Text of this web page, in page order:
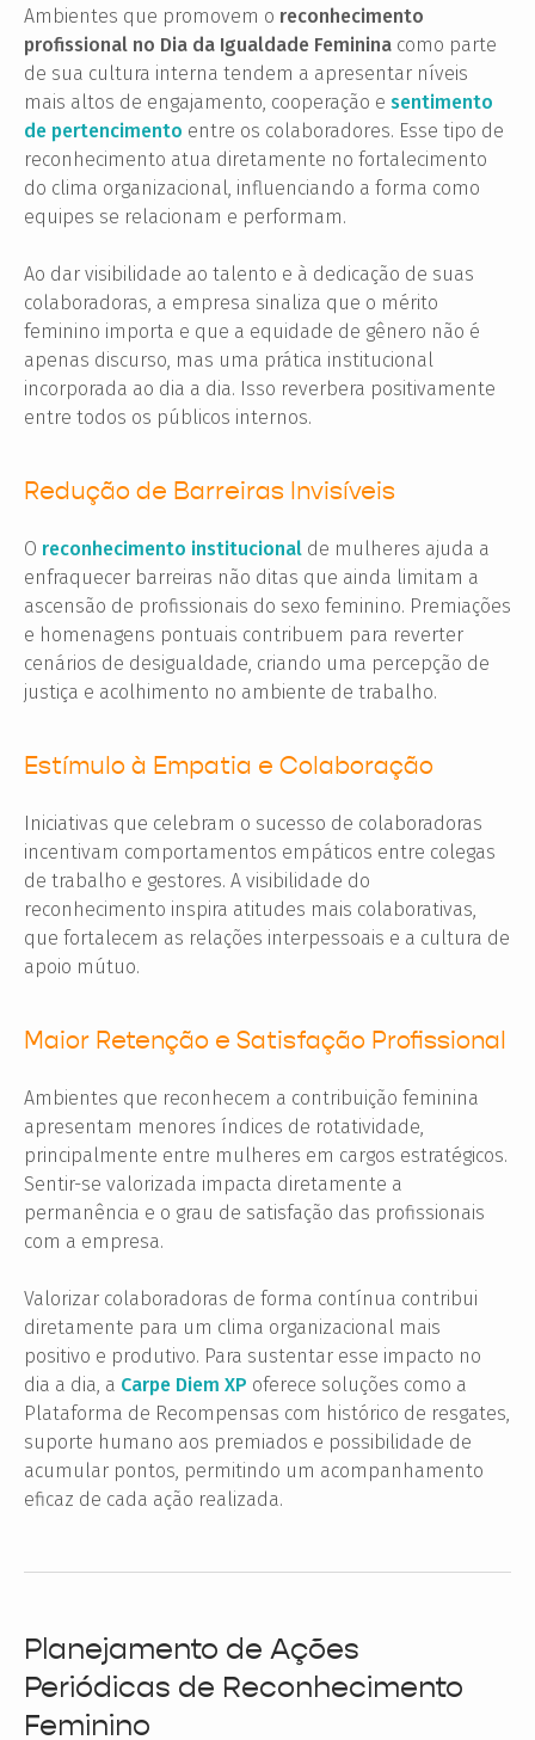
Ambientes que promovem o reconhecimento
profissional no Dia da Igualdade Feminina como parte
de sua cultura interna tendem a apresentar níveis
mais altos de engajamento, cooperação e sentimento
de pertencimento entre os colaboradores. Esse tipo de
reconhecimento atua diretamente no fortalecimento
do clima organizacional, influenciando a forma como
equipes se relacionam e performam.
Ao dar visibilidade ao talento e à dedicação de suas
colaboradoras, a empresa sinaliza que o mérito
feminino importa e que a equidade de gênero não é
apenas discurso, mas uma prática institucional
incorporada ao dia a dia. Isso reverbera positivamente
entre todos os públicos internos.
Redução de Barreiras Invisíveis
O reconhecimento institucional de mulheres ajuda a
enfraquecer barreiras não ditas que ainda limitam a
ascensão de profissionais do sexo feminino. Premiações
e homenagens pontuais contribuem para reverter
cenários de desigualdade, criando uma percepção de
justiça e acolhimento no ambiente de trabalho.
Estímulo à Empatia e Colaboração
Iniciativas que celebram o sucesso de colaboradoras
incentivam comportamentos empáticos entre colegas
de trabalho e gestores. A visibilidade do
reconhecimento inspira atitudes mais colaborativas,
que fortalecem as relações interpessoais e a cultura de
apoio mútuo.
Maior Retenção e Satisfação Profissional
Ambientes que reconhecem a contribuição feminina
apresentam menores índices de rotatividade,
principalmente entre mulheres em cargos estratégicos.
Sentir-se valorizada impacta diretamente a
permanência e o grau de satisfação das profissionais
com a empresa.
Valorizar colaboradoras de forma contínua contribui
diretamente para um clima organizacional mais
positivo e produtivo. Para sustentar esse impacto no
dia a dia, a Carpe Diem XP oferece soluções como a
Plataforma de Recompensas com histórico de resgates,
suporte humano aos premiados e possibilidade de
acumular pontos, permitindo um acompanhamento
eficaz de cada ação realizada.
Planejamento de Ações
Periódicas de Reconhecimento
Feminino